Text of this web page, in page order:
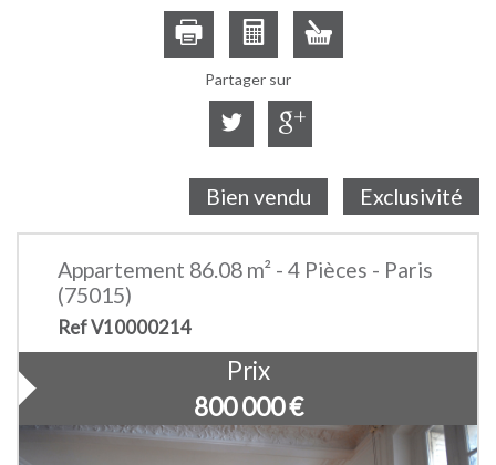
Partager sur
Bien vendu Exclusivité
Appartement 86.08 m² - 4 Pièces - Paris
(75015)
Ref V10000214
Prix
800 000€